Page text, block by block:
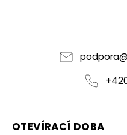
podpora
OTEVÍRACÍ DOBA